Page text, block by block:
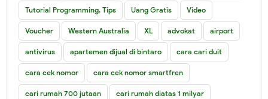
Tutorial Programming. Tips Uang Gratis Video
Voucher Western Australia XL advokat airport
antivirus apartemen dijual di bintaro cara cari duit
cara cek nomor cara cek nomor smartfren
cari rumah 700 jutaan cari rumah diatas 1 milyar